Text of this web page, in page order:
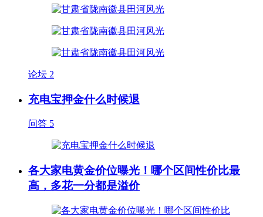
论坛 2
充电宝押金什么时候退
问答 5
各大家电黄金价位曝光！哪个区间性价比最
高，多花一分都是溢价